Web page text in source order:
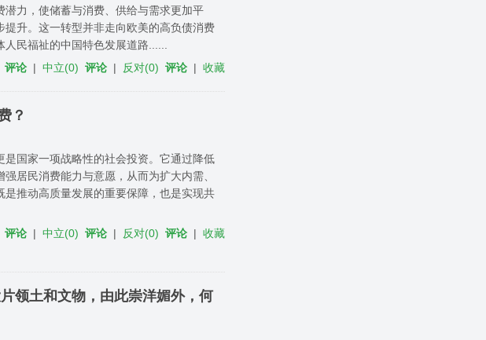
力，使储蓄与消费、供给与需求更加平
升。这一转型并非走向欧美的高负债消费
民福祉的中国特色发展道路......
评论 |中立(0) 评论 | 反对(0) 评论 |收藏
？
国家一项战略性的社会投资。它通过降低
居民消费能力与意愿，从而为扩大内需、
推动高质量发展的重要保障，也是实现共
评论 |中立(0) 评论 | 反对(0) 评论 |收藏
领土和文物，由此崇洋媚外，何